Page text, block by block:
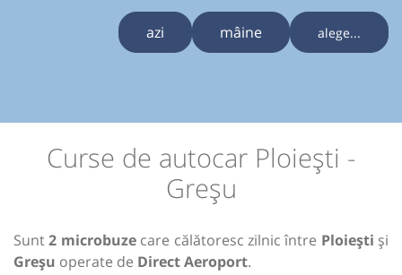
azi mâine alege...
Curse de autocar Ploiești -
Greșu
Sunt2 microbuzecare călătoresc zilnic între Ploiești și
Greșu operate de Direct Aeroport.